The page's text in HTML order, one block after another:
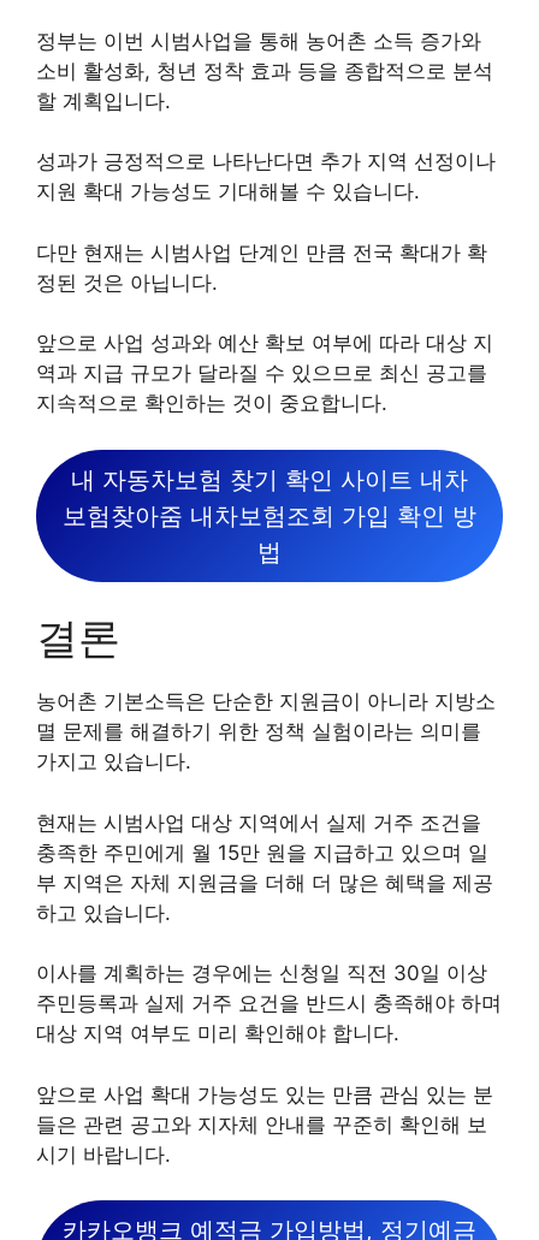
정부는 이번 시범사업을 통해 농어촌 소득 증가와
소비 활성화, 청년 정착 효과 등을 종합적으로 분석
할 계획입니다.
성과가 긍정적으로 나타난다면 추가 지역 선정이나
지원 확대 가능성도 기대해볼 수 있습니다.
다만 현재는 시범사업 단계인 만큼 전국 확대가 확
정된 것은 아닙니다.
앞으로 사업 성과와 예산 확보 여부에 따라 대상 지
역과 지급 규모가 달라질 수 있으므로 최신 공고를
지속적으로 확인하는 것이 중요합니다.
내 자동차보험 찾기 확인 사이트 내차
보험찾아줌 내차보험조회 가입 확인 방
법
결론
농어촌 기본소득은 단순한 지원금이 아니라 지방소
멸 문제를 해결하기 위한 정책 실험이라는 의미를
가지고 있습니다.
현재는 시범사업 대상 지역에서 실제 거주 조건을
충족한 주민에게 월 15만 원을 지급하고 있으며 일
부 지역은 자체 지원금을 더해 더 많은 혜택을 제공
하고 있습니다.
이사를 계획하는 경우에는 신청일 직전 30일 이상
주민등록과 실제 거주 요건을 반드시 충족해야 하며
대상 지역 여부도 미리 확인해야 합니다.
앞으로 사업 확대 가능성도 있는 만큼 관심 있는 분
들은 관련 공고와 지자체 안내를 꾸준히 확인해 보
시기 바랍니다.
카카오뱅크 예적금 가입방법, 정기예금